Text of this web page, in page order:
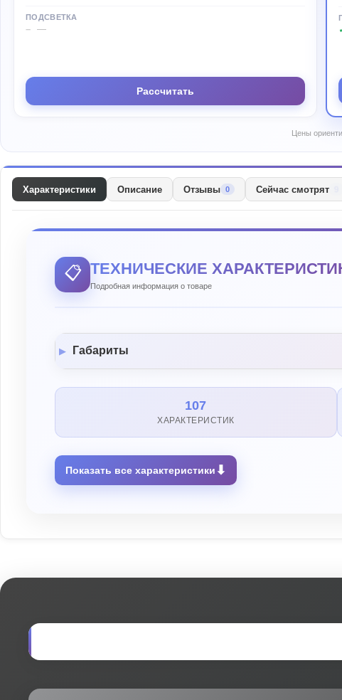
ПОДСВЕТКА
—
Рассчитать
Цены
Характеристики Описание Отзывы 0 Сейчас смотрят
📋 ТЕХНИЧЕСКИЕ
Подробная информация о товаре
Габариты
107
ХАРАКТЕРИСТИК
Показать все характеристики ⬇